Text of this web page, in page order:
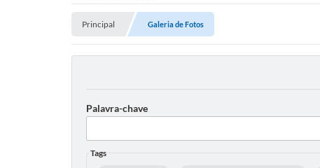
Principal Galeria de Fotos
Palavra-chave
Tags